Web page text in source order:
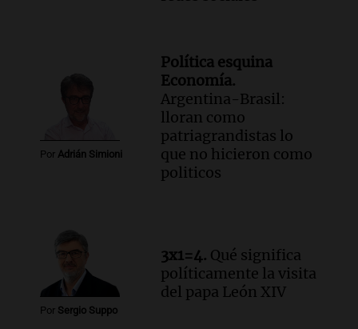
Por Adrián Simioni
Política esquina
Economía.
Argentina-Brasil:
lloran como
patriagrandistas lo
que no hicieron como
politicos
Por Sergio Suppo
3x1=4. Qué significa
políticamente la visita
del papa León XIV